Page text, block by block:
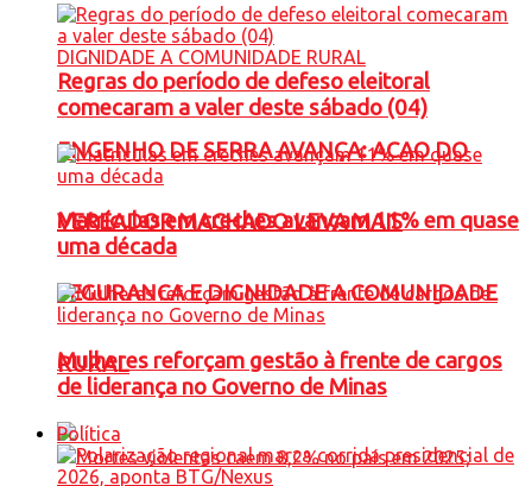
ENGENHO DE SERRA AVANÇA: ACAO DO
VEREADOR MACHADO LEVA MAIS
SEGURANCA E DIGNIDADE A COMUNIDADE
RURAL
Regras do período de defeso eleitoral
comecaram a valer deste sábado (04)
Matrículas em creches avançam 11% em quase
uma década
Mulheres reforçam gestão à frente de cargos
de liderança no Governo de Minas
Política